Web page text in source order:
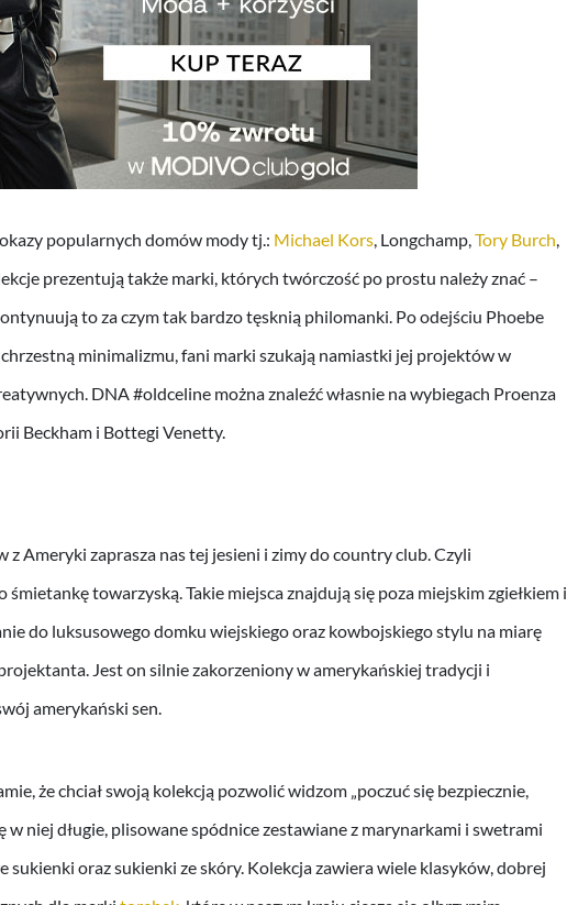
popularnych domów mody tj.: Michael Kors, Longchamp,Tory Burch,
prezentują także marki, których twórczość po prostu należy znać –
to za czym tak bardzo tęsknią philomanki. Po odejściu Phoebe
minimalizmu, fani marki szukają namiastki jej projektów w
DNA #oldceline można znaleźć własnie na wybiegach Proenza
Beckham i Bottegi Venetty.
Ameryki zaprasza nas tej jesieni i zimy do country club. Czyli
towarzyską. Takie miejsca znajdują się poza miejskim zgiełkiem i
do luksusowego domku wiejskiego oraz kowbojskiego stylu na miarę
Jest on silnie zakorzeniony w amerykańskiej tradycji i
amerykański sen.
że chciał swoją kolekcją pozwolić widzom „poczuć się bezpiecznie,
w niej długie, plisowane spódnice zestawiane z marynarkami i swetrami
sukienki oraz sukienki ze skóry. Kolekcja zawiera wiele klasyków, dobrej